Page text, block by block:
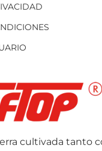
cultivada tanto